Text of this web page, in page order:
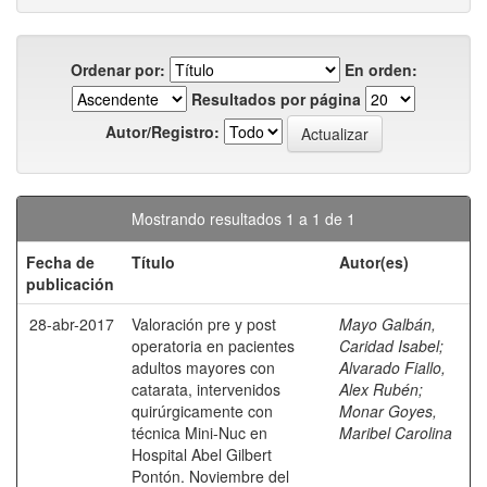
Ordenar por:
En orden:
Resultados por página
Autor/Registro:
Mostrando resultados 1 a 1 de 1
Fecha de
publicación
Título Autor(es)
28-abr-2017
Valoración pre y post
operatoria en pacientes
adultos mayores con
catarata, intervenidos
quirúrgicamente con
técnica Mini-Nuc en
Hospital Abel Gilbert
Pontón. Noviembre del
Mayo Galbán,
Caridad Isabel;
Alvarado Fiallo,
Alex Rubén;
Monar Goyes,
Maribel Carolina